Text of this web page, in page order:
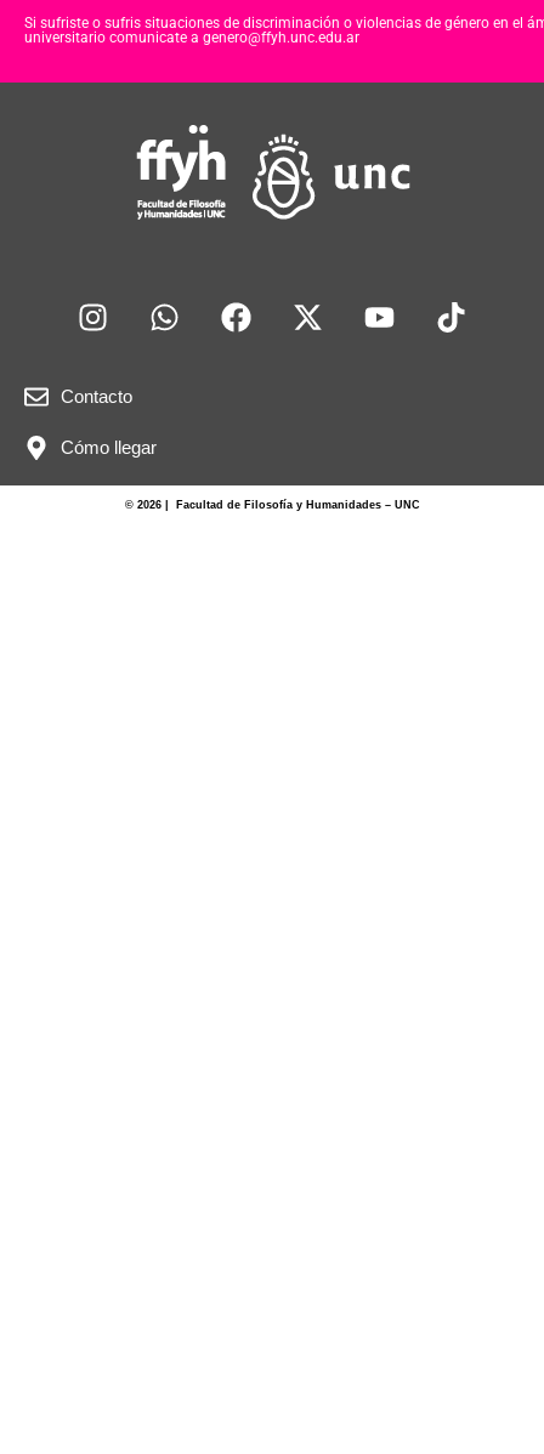
Si sufriste o sufris situaciones de discriminación o violencias de género en el
universitario comunicate a genero@ffyh.unc.edu.ar
Contacto
Cómo llegar
© 2026 | Facultad de Filosofía y Humanidades – UNC